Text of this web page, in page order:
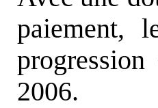
paiement,
2006.